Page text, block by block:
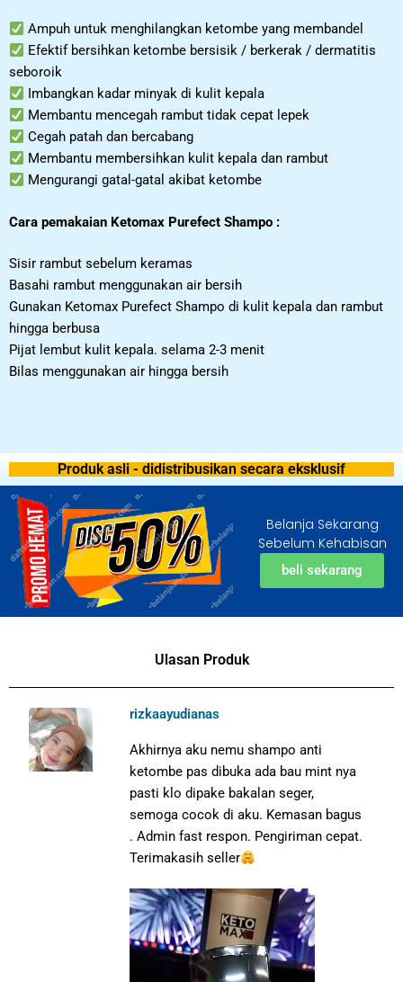
Ampuh untuk menghilangkan ketombe yang membandel
Efektif bersihkan ketombe bersisik / berkerak / dermatitis
seboroik
Imbangkan kadar minyak di kulit kepala
Membantu mencegah rambut tidak cepat lepek
Cegah patah dan bercabang
Membantu membersihkan kulit kepala dan rambut
Mengurangi gatal-gatal akibat ketombe
Cara pemakaian Ketomax Purefect Shampo :
Sisir rambut sebelum keramas
Basahi rambut menggunakan air bersih
Gunakan Ketomax Purefect Shampo di kulit kepala dan rambut
hingga berbusa
Pijat lembut kulit kepala. selama 2-3 menit
Bilas menggunakan air hingga bersih
Produk asli - didistribusikan secara eksklusif
Belanja Sekarang
Sebelum Kehabisan
beli sekarang
Ulasan Produk
rizkaayudianas
Akhirnya aku nemu shampo anti
ketombe pas dibuka ada bau mint nya
pasti klo dipake bakalan seger,
semoga cocok di aku. Kemasan bagus
. Admin fast respon. Pengiriman cepat.
Terimakasih seller